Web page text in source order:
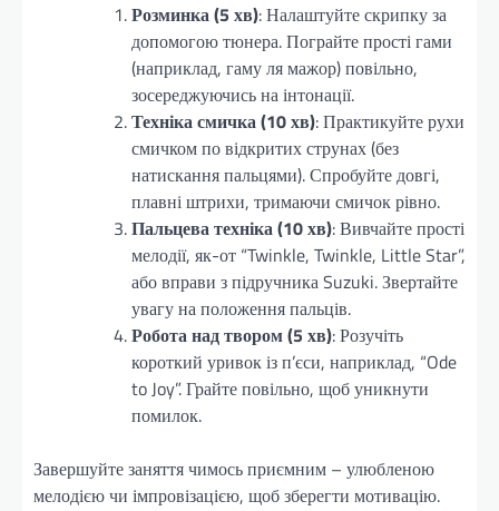
Розминка (5 хв): Налаштуйте скрипку за
допомогою тюнера. Пограйте прості гами
(наприклад, гаму ля мажор) повільно,
зосереджуючись на інтонації.
Техніка смичка (10 хв): Практикуйте рухи
смичком по відкритих струнах (без
натискання пальцями). Спробуйте довгі,
плавні штрихи, тримаючи смичок рівно.
Пальцева техніка (10 хв): Вивчайте прості
мелодії, як-от “Twinkle, Twinkle, Little Star”,
або вправи з підручника Suzuki. Звертайте
увагу на положення пальців.
Робота над твором (5 хв): Розучіть
короткий уривок із п’єси, наприклад, “Ode
to Joy”. Грайте повільно, щоб уникнути
помилок.
Завершуйте заняття чимось приємним – улюбленою
мелодією чи імпровізацією, щоб зберегти мотивацію.